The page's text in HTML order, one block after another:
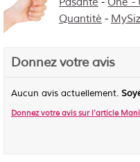
Quantité -
Donnez votre avis
Aucun avis actuellement.
Donnez votre avis sur l'article